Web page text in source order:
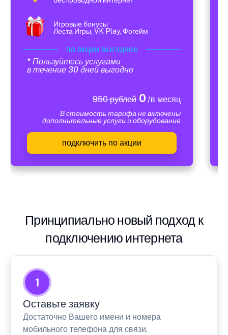
Игровые бонусы
Леста Игры, VK Play, Фогейм
по акции выгоднее
* Пользуйтесь услугами
в течение 30 дней выгодно
950 рублей0 /в месяц
В стоимость тарифа не включены
дополнительные услуги и оборудование
подключить по акции
Принципиально новый подход к
подключению интернета
1
Оставьте заявку
Достаточно Вашего имени и номера
мобильного телефона для связи.